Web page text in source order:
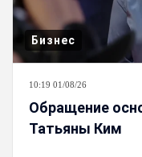
Бизнес
10:19 01/08/26
Обращение
Татьяны Ким